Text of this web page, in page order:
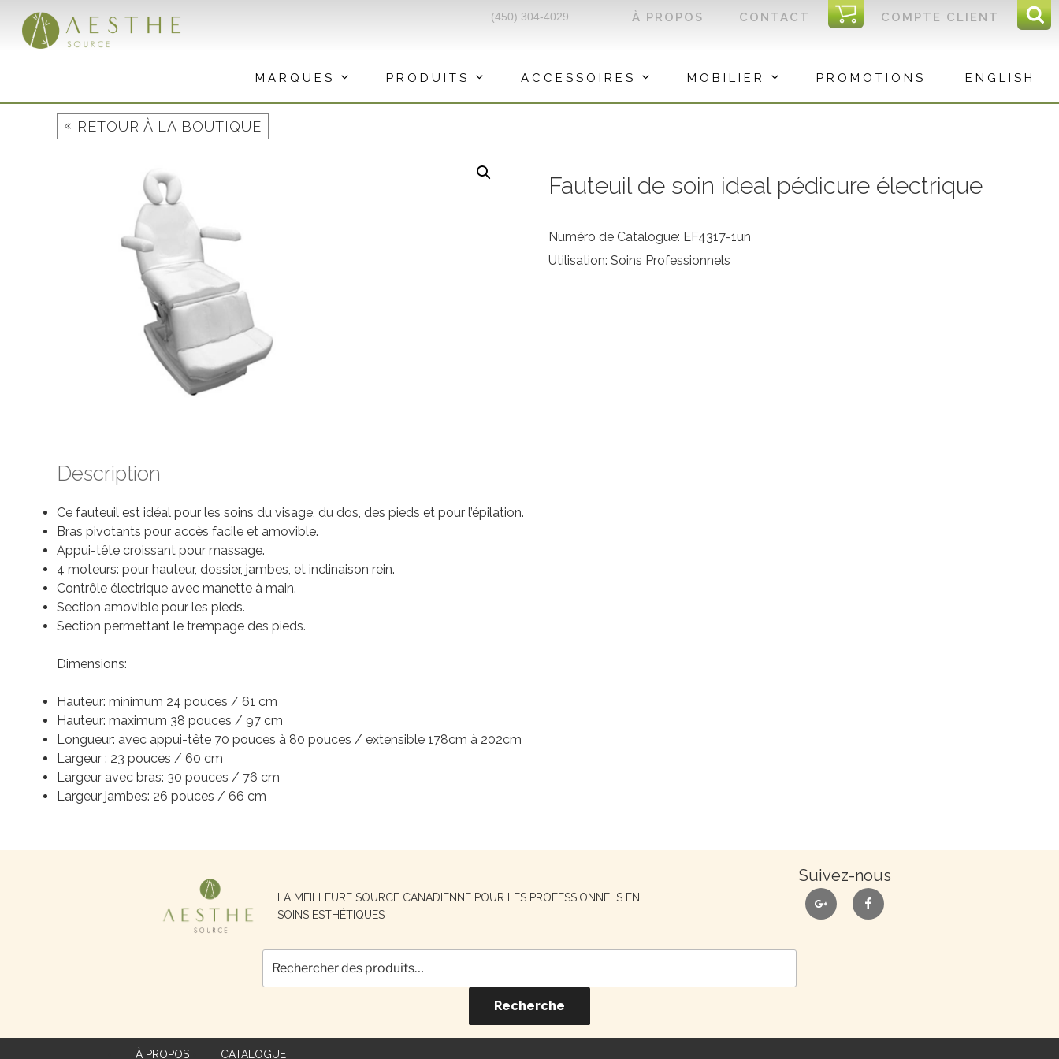
contenu
COMPTE CLIENT
I
C
CONTACT
À PROPOS
(450) 304-4029
MARQUES PRODUITS ACCESSOIRES MOBILIER PROMOTIONS ENGLISH
« RETOUR À LA BOUTIQUE
Fauteuil de soin ideal pédicure électrique
Numéro de Catalogue: EF4317-1un
Utilisation: Soins Professionnels
Description
Ce fauteuil est idéal pour les soins du visage, du dos, des pieds et pour l’épilation.
Bras pivotants pour accès facile et amovible.
Appui-tête croissant pour massage.
4 moteurs: pour hauteur, dossier, jambes, et inclinaison rein.
Contrôle électrique avec manette à main.
Section amovible pour les pieds.
Section permettant le trempage des pieds.
Dimensions:
Hauteur: minimum 24 pouces / 61 cm
Hauteur: maximum 38 pouces / 97 cm
Longueur: avec appui-tête 70 pouces à 80 pouces / extensible 178cm à 202cm
Largeur : 23 pouces / 60 cm
Largeur avec bras: 30 pouces / 76 cm
Largeur jambes: 26 pouces / 66 cm
LA MEILLEURE SOURCE CANADIENNE POUR LES PROFESSIONNELS EN
SOINS ESTHÉTIQUES
Suivez-nous
google facebook
pour :
Recherche
À PROPOS CATALOGUE